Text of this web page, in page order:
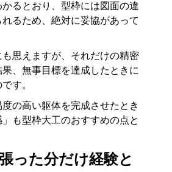
るとおり、型枠には図面の違
るため、絶対に妥協があって
思えますが、それだけの精密
、無事目標を達成したときに
す。
の高い躯体を完成させたとき
も型枠大工のおすすめの点と
った分だけ経験と